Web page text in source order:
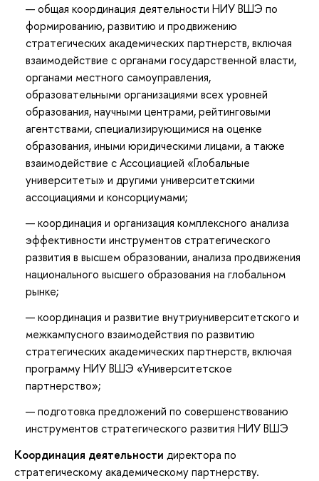
общая координация деятельности НИУ ВШЭ по
формированию, развитию и продвижению
стратегических академических партнерств, включая
взаимодействие с органами государственной власти,
органами местного самоуправления,
образовательными организациями всех уровней
образования, научными центрами, рейтинговыми
агентствами, специализирующимися на оценке
образования, иными юридическими лицами, а также
взаимодействие с Ассоциацией «Глобальные
университеты» и другими университетскими
ассоциациями и консорциумами;
координация и организация комплексного анализа
эффективности инструментов стратегического
развития в высшем образовании, анализа продвижения
национального высшего образования на глобальном
рынке;
координация и развитие внутриуниверситетского и
межкампусного взаимодействия по развитию
стратегических академических партнерств, включая
программу НИУ ВШЭ «Университетское
партнерство»;
подготовка предложений по совершенствованию
инструментов стратегического развития НИУ ВШЭ
Координация деятельности директора по
стратегическому академическому партнерству.